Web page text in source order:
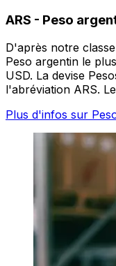
ARS - Peso
D'après notre
Peso argentin le
USD. La devise
l'abréviation ARS.
Plus d'infos sur